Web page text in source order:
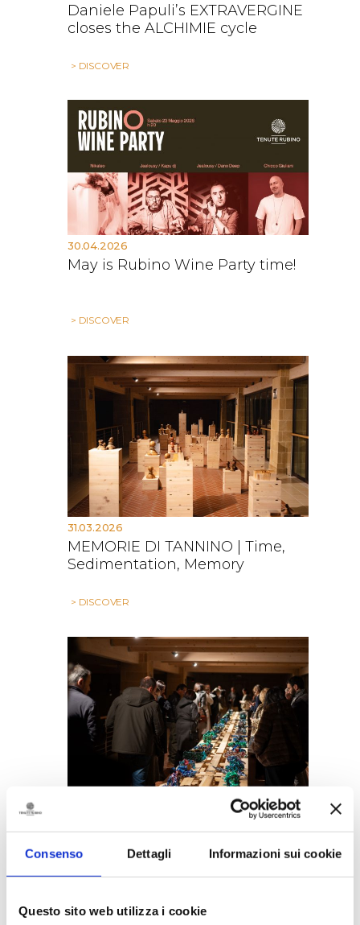
Consenso Dettagli Informazioni sui cookie
Questo sito web utilizza i cookie
Daniele Papuli’s EXTRAVERGINE
closes the ALCHIMIE cycle
> DISCOVER
30.04.2026
May is Rubino Wine Party time!
> DISCOVER
31.03.2026
MEMORIE DI TANNINO | Time,
Sedimentation, Memory
> DISCOVER
Corpo Liquido: the second event
of the Alchimie series with
works by Gianluca Marinelli